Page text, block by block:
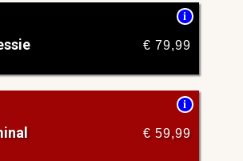
i
€ 79,99
i
€ 59,99